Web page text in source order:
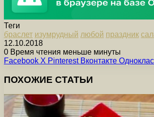
Теги
браслет изумрудный любой праздник
12.10.2018
0 Время чтения меньше минуты
Facebook X Pinterest Вконтакте
ПОХОЖИЕ СТАТЬИ